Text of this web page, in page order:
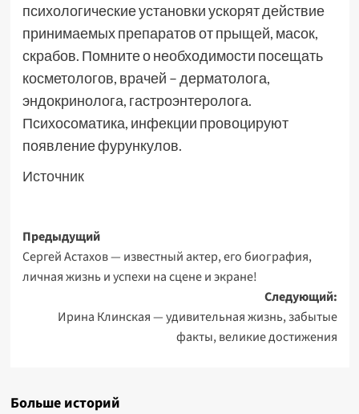
психологические установки ускорят действие
принимаемых препаратов от прыщей, масок,
скрабов. Помните о необходимости посещать
косметологов, врачей – дерматолога,
эндокринолога, гастроэнтеролога.
Психосоматика, инфекции провоцируют
появление фурункулов.
Источник
Навигация
записи
Предыдущий
Сергей Астахов — известный актер, его биография,
личная жизнь и успехи на сцене и экране!
Следующий:
Ирина Клинская — удивительная жизнь, забытые
факты, великие достижения
Больше историй